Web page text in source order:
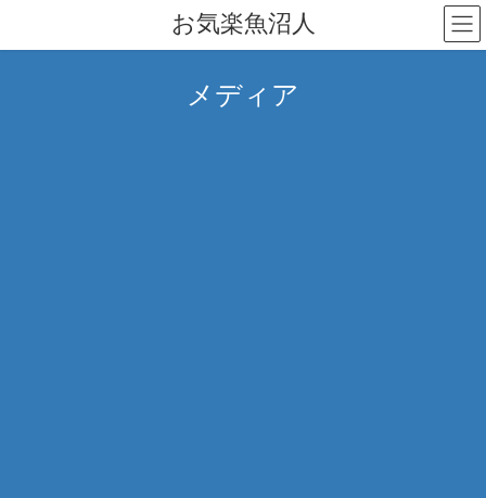
テ
ゲ
お気楽魚沼人
メディア